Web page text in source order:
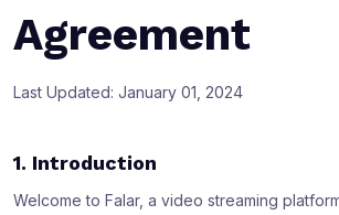
Agreement
Last Updated: January 01, 2024
1. Introduction
Welcome to Falar, a video streaming